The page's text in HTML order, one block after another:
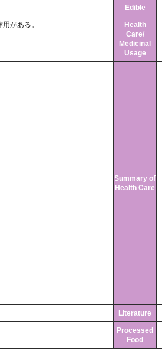
Edible
がある。
Health
Care/
Medicinal
Usage
Summary of
Health Care
Literature
Processed
Food